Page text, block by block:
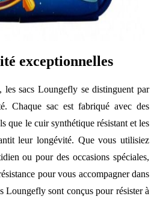
exceptionnelles
sacs Loungefly se distinguent par
Chaque sac est fabriqué avec des
que le cuir synthétique résistant et les
leur longévité. Que vous utilisiez
ou pour des occasions spéciales,
pour vous accompagner dans
Loungefly sont conçus pour résister à